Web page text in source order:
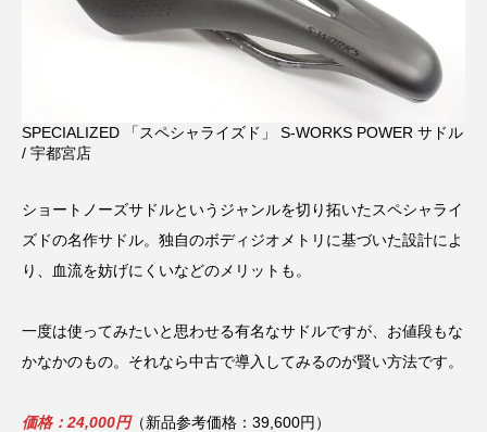
SPECIALIZED 「スペシャライズド」 S-WORKS POWER サドル
/ 宇都宮店
ショートノーズサドルというジャンルを切り拓いたスペシャライ
ズドの名作サドル。独自のボディジオメトリに基づいた設計によ
り、血流を妨げにくいなどのメリットも。
一度は使ってみたいと思わせる有名なサドルですが、お値段もな
かなかのもの。それなら中古で導入してみるのが賢い方法です。
価格：24,000円（新品参考価格：39,600円）